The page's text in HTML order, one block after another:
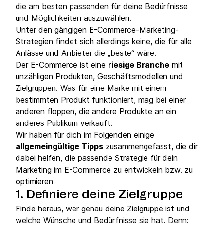
die am besten passenden für deine Bedürfnisse
und Möglichkeiten auszuwählen.
Unter den gängigen E-Commerce-Marketing-
Strategien findet sich allerdings keine, die für alle
Anlässe und Anbieter die „beste“ wäre.
Der E-Commerce ist eine riesige Branche mit
unzähligen Produkten, Geschäftsmodellen und
Zielgruppen. Was für eine Marke mit einem
bestimmten Produkt funktioniert, mag bei einer
anderen floppen, die andere Produkte an ein
anderes Publikum verkauft.
Wir haben für dich im Folgenden einige
allgemeingültige Tipps zusammengefasst, die dir
dabei helfen, die passende Strategie für dein
Marketing im E-Commerce zu entwickeln bzw. zu
optimieren.
1. Definiere deine Zielgruppe
Finde heraus, wer genau deine Zielgruppe ist und
welche Wünsche und Bedürfnisse sie hat. Denn: